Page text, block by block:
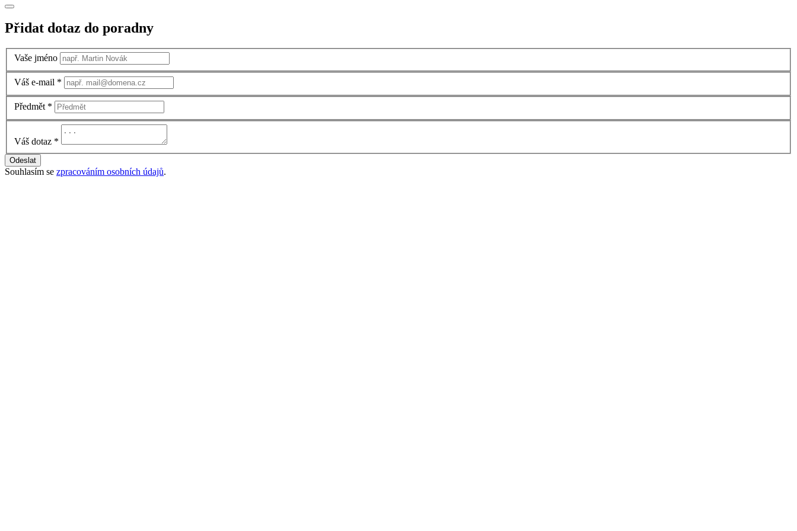
Přidat dotaz do poradny
Vaše jméno
Váš e-mail *
Předmět *
Váš dotaz *
Odeslat
Souhlasím se zpracováním osobních údajů.